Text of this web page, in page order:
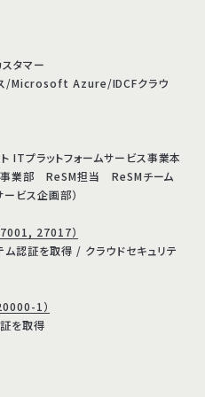
タマー
ス/Microsoft Azure/IDCFクラウ
ITプラットフォームサービス事業本
事業部 ReSM担当 ReSMチーム
ビス企画部）
27017）
ム認証を取得 / クラウドセキュリテ
1）
を取得